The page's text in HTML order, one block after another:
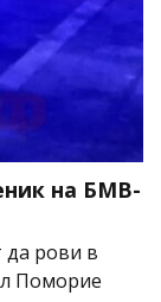
на БМВ-
да рови в
Поморие